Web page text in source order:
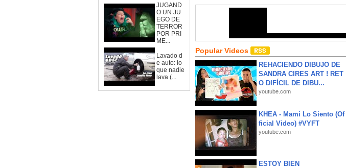
JUGAND
O UN JU
EGO DE
TERROR
POR PRI
ME...
Lavado d
e auto: lo
que nadie
lava (...
Popular Videos
REHACIENDO DIBUJO DE
SANDRA CIRES ART ! RET
O DIFÍCIL DE DIBU...
youtube.com
KHEA - Mami Lo Siento (Of
ficial Video) #VYFT
youtube.com
ESTOY BIEN